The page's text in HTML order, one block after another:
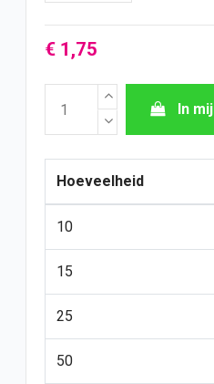
€ 1,75
In
Hoeveelheid
10
15
25
50